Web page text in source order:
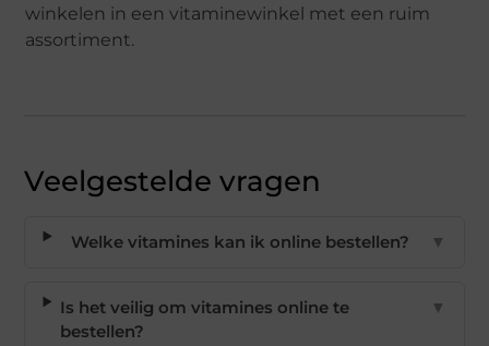
winkelen in een vitaminewinkel met een ruim
assortiment.
Veelgestelde vragen
Welke vitamines kan ik online bestellen? ▼
Is het veilig om vitamines online te
bestellen?
▼